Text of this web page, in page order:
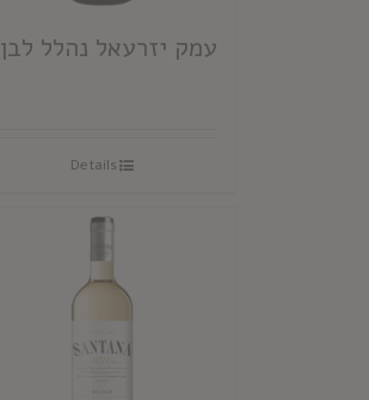
עמק יזרעאל נהלל לבן
Details